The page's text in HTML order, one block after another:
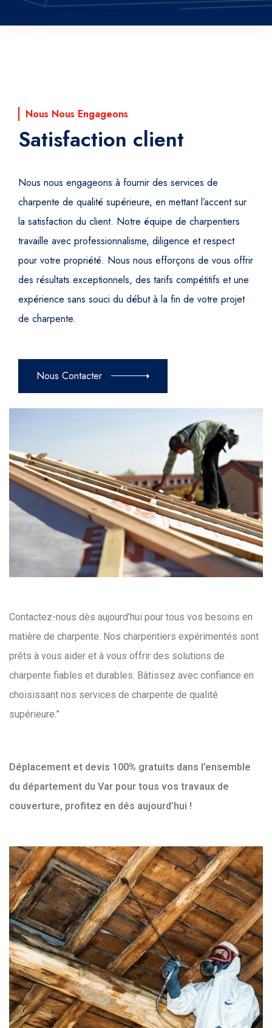
Nous Nous Engageons
Satisfaction client
Nous nous engageons à fournir des services de
charpente de qualité supérieure, en mettant l’accent sur
la satisfaction du client. Notre équipe de charpentiers
travaille avec professionnalisme, diligence et respect
pour votre propriété. Nous nous efforçons de vous offrir
des résultats exceptionnels, des tarifs compétitifs et une
expérience sans souci du début à la fin de votre projet
de charpente.
Nous Contacter
Contactez-nous dès aujourd’hui pour tous vos besoins en
matière de charpente. Nos charpentiers expérimentés sont
prêts à vous aider et à vous offrir des solutions de
charpente fiables et durables. Bâtissez avec confiance en
choisissant nos services de charpente de qualité
supérieure.”
Déplacement et devis 100% gratuits dans l’ensemble
du département du Var pour tous vos travaux de
couverture, profitez en dés aujourd’hui !